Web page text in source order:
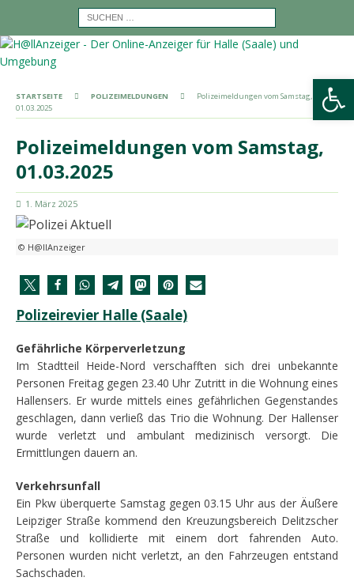
STARTSEITE POLIZEIMELDUNGEN
Polizeimeldungen vom Samstag,
01.03.2025
Polizeimeldungen vom Samstag,
01.03.2025
1. März 2025
© H@llAnzeiger
Polizeirevier Halle (Saale)
Gefährliche Körperverletzung
Im Stadtteil Heide-Nord verschafften sich drei unbekannte
Personen Freitag gegen 23.40 Uhr Zutritt in die Wohnung eines
Hallensers. Er wurde mittels eines gefährlichen Gegenstandes
geschlagen, dann verließ das Trio die Wohnung. Der Hallenser
wurde verletzt und ambulant medizinisch versorgt. Die
Ermittlungen dauern an.
Verkehrsunfall
Ein Pkw überquerte Samstag gegen 03.15 Uhr aus der Äußere
Leipziger Straße kommend den Kreuzungsbereich Delitzscher
Straße und kollidierte mit einem dort fahrenden Auto.
Personen wurden nicht verletzt, an den Fahrzeugen entstand
Sachschaden.
Werkzeugleiste öffnen